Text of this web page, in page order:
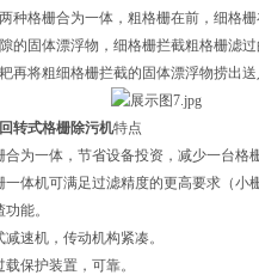
种格栅合为一体，粗格栅在前，细格
的固体漂浮物，细格栅拦截粗格栅滤
再将粗细格栅拦截的固体漂浮物捞出送
转式格栅除污机特点
合为一体，节省设备投资，减少一台格
体机可满足过滤精度的更高要求（小
能。
速机，传动机构紧凑。
保护装置，可靠。